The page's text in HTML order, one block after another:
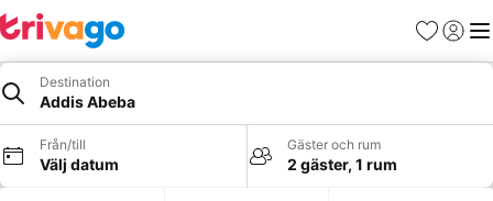
Favoriter
Logga
Destination
Addis Abeba
Från/till
Välj datum
Gäster och rum
2 gäster, 1 rum